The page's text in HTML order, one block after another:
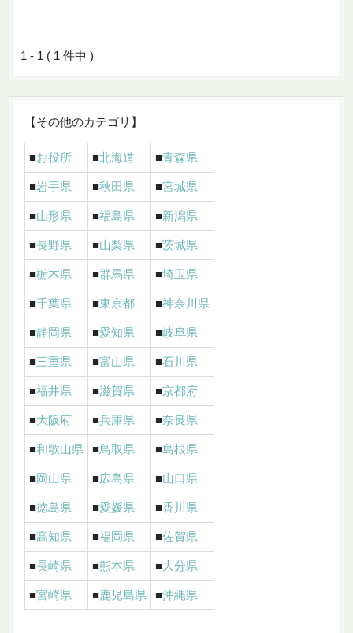
1 - 1 ( 1 件中 )
【その他のカテゴリ】
■お役所 ■北海道 ■青森県
■岩手県 ■秋田県 ■宮城県
■山形県 ■福島県 ■新潟県
■長野県 ■山梨県 ■茨城県
■栃木県 ■群馬県 ■埼玉県
■千葉県 ■東京都 ■神奈川県
■静岡県 ■愛知県 ■岐阜県
■三重県 ■富山県 ■石川県
■福井県 ■滋賀県 ■京都府
■大阪府 ■兵庫県 ■奈良県
■和歌山県 ■鳥取県 ■島根県
■岡山県 ■広島県 ■山口県
■徳島県 ■愛媛県 ■香川県
■高知県 ■福岡県 ■佐賀県
■長崎県 ■熊本県 ■大分県
■宮崎県 ■鹿児島県 ■沖縄県